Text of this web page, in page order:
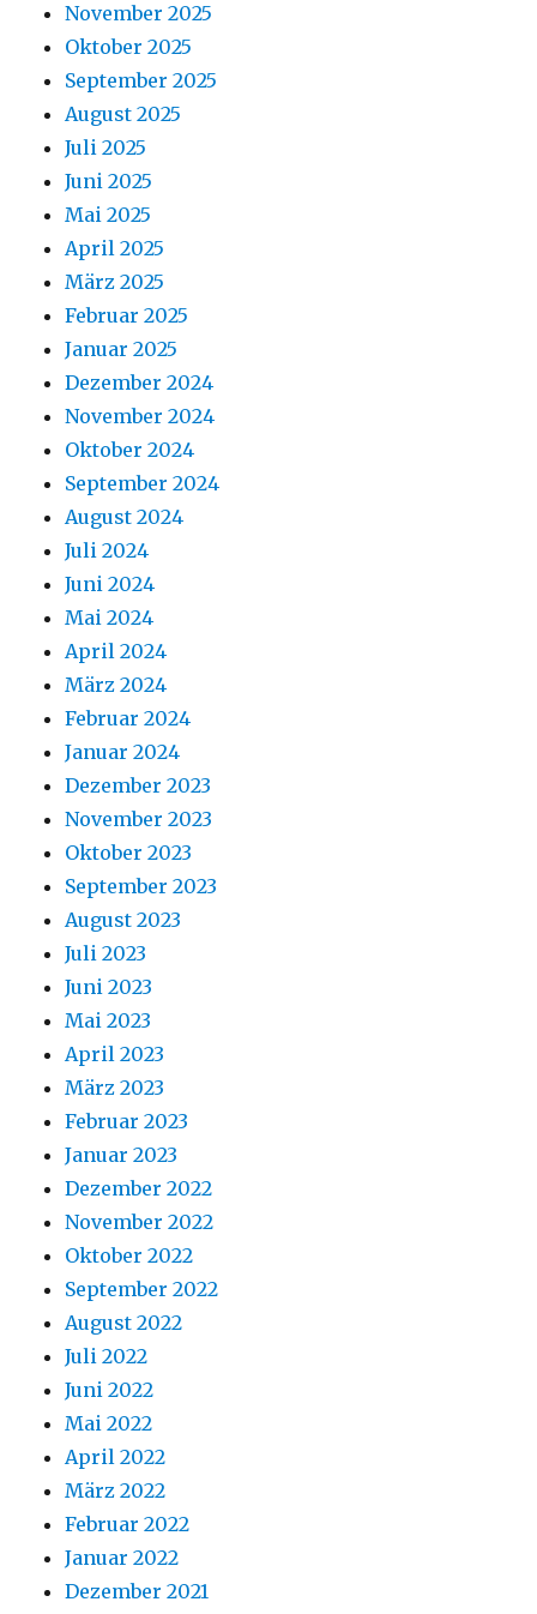
November 2025
Oktober 2025
September 2025
August 2025
Juli 2025
Juni 2025
Mai 2025
April 2025
März 2025
Februar 2025
Januar 2025
Dezember 2024
November 2024
Oktober 2024
September 2024
August 2024
Juli 2024
Juni 2024
Mai 2024
April 2024
März 2024
Februar 2024
Januar 2024
Dezember 2023
November 2023
Oktober 2023
September 2023
August 2023
Juli 2023
Juni 2023
Mai 2023
April 2023
März 2023
Februar 2023
Januar 2023
Dezember 2022
November 2022
Oktober 2022
September 2022
August 2022
Juli 2022
Juni 2022
Mai 2022
April 2022
März 2022
Februar 2022
Januar 2022
Dezember 2021